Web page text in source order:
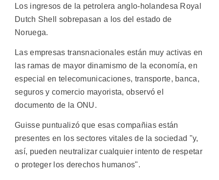
Los ingresos de la petrolera anglo-holandesa Royal
Dutch Shell sobrepasan a los del estado de
Noruega.
Las empresas transnacionales están muy activas en
las ramas de mayor dinamismo de la economía, en
especial en telecomunicaciones, transporte, banca,
seguros y comercio mayorista, observó el
documento de la ONU.
Guisse puntualizó que esas compañias están
presentes en los sectores vitales de la sociedad "y,
así, pueden neutralizar cualquier intento de respetar
o proteger los derechos humanos".